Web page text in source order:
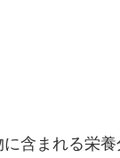
含まれる栄